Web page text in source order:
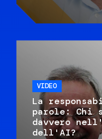
VIDEO
La
parole: Chi
davvero
dell'AI?